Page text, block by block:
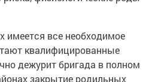
имеется все необходимое
квалифицированные
дежурит бригада в полном
закрытие родильных